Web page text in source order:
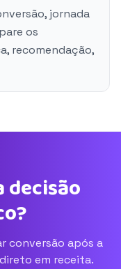
jornada
os
recomendação,
conversão após a
em receita.